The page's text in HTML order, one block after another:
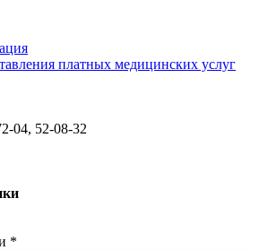
платных медицинских услуг
04, 52-08-32
*